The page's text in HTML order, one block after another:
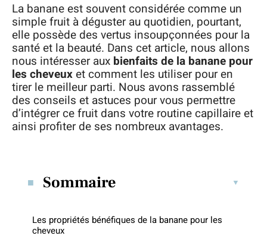
La banane est souvent considérée comme un
simple fruit à déguster au quotidien, pourtant,
elle possède des vertus insoupçonnées pour la
santé et la beauté. Dans cet article, nous allons
nous intéresser aux bienfaits de la banane pour
les cheveuxet comment les utiliser pour en
tirer le meilleur parti. Nous avons rassemblé
des conseils et astuces pour vous permettre
d’intégrer ce fruit dans votre routine capillaire et
ainsi profiter de ses nombreux avantages.
Sommaire
Les propriétés bénéfiques de la banane pour les
cheveux